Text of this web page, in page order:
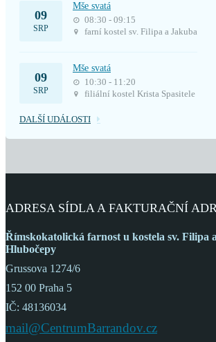
09
SRP
Mše svatá
08:30 - 09:15
farní kostel sv. Filipa a Jakuba
09
SRP
Mše svatá
10:30 - 11:20
filiální kostel Krista Spasitele
DALŠÍ UDÁLOSTI
ADRESA SÍDLA A FAKTURAČNÍ
Římskokatolická farnost u kostela sv. Filipa
Hlubočepy
Grussova 1274/6
152 00 Praha 5
IČ: 48136034
mail@CentrumBarrandov.cz